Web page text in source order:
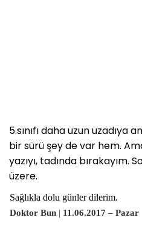
5.sınıfı daha uzun
bir sürü şey de var hem.
yazıyı, tadında bırakayım.
üzere.
Sağlıkla dolu günler dilerim.
Doktor Bun | 11.06.2017 – Pazar